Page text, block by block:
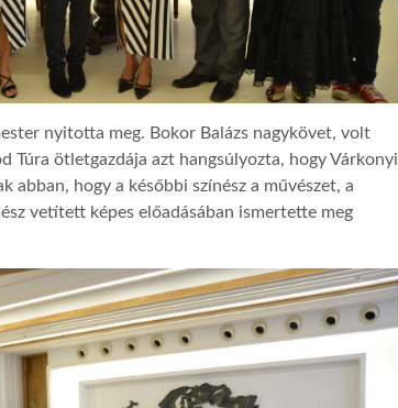
nyitotta meg. Bokor Balázs nagykövet, volt
Túra ötletgazdája azt hangsúlyozta, hogy Várkonyi
abban, hogy a későbbi színész a művészet, a
vetített képes előadásában ismertette meg